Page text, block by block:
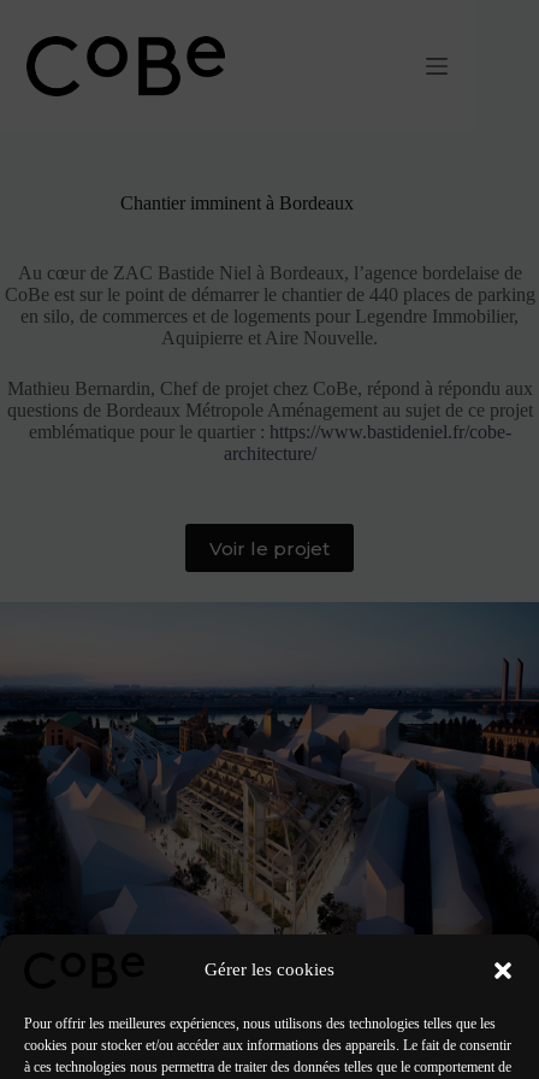
Gérer les cookies
Pour offrir les meilleures expériences, nous utilisons des technologies telles que les
cookies pour stocker et/ou accéder aux informations des appareils. Le fait de consentir
à ces technologies nous permettra de traiter des données telles que le comportement de
contenu
Chantier imminent à Bordeaux
Au cœur de ZAC Bastide Niel à Bordeaux, l’agence bordelaise de
CoBe est sur le point de démarrer le chantier de 440 places de parking
en silo, de commerces et de logements pour Legendre Immobilier,
Aquipierre et Aire Nouvelle.
Mathieu Bernardin, Chef de projet chez CoBe, répond à répondu aux
questions de Bordeaux Métropole Aménagement au sujet de ce projet
emblématique pour le quartier : https://www.bastideniel.fr/cobe-
architecture/
Voir le projet